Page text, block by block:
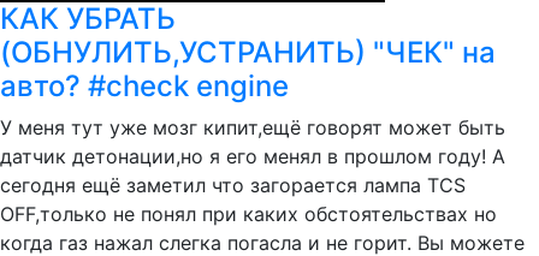
КАК УБРАТЬ
(ОБНУЛИТЬ,УСТРАНИТЬ) "ЧЕК" на
авто? #check engine
У меня тут уже мозг кипит,ещё говорят может быть
датчик детонации,но я его менял в прошлом году! А
сегодня ещё заметил что загорается лампа TCS
OFF,только не понял при каких обстоятельствах но
когда газ нажал слегка погасла и не горит. Вы можете